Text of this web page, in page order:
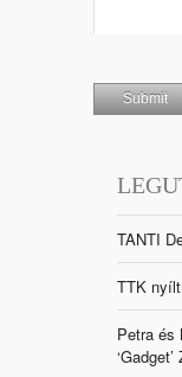
TANTI
TTK
Petra és